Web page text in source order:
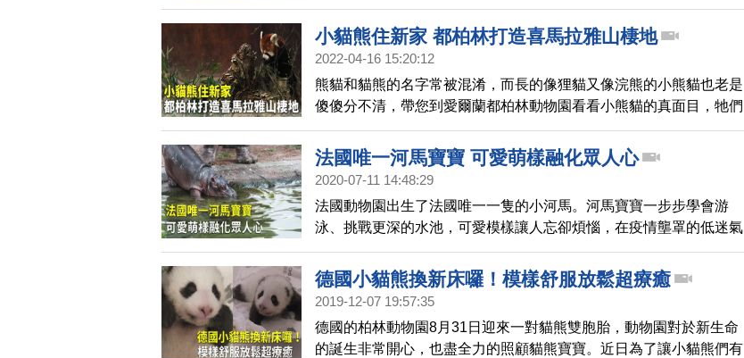
一起去看牠們身形小小又圓滾滾的可愛模樣。
小貓熊住新家 都柏林打造喜馬拉雅山棲地
2022-04-16 15:20:12
熊貓和貓熊的名字常被混淆，而長的像狸貓又像浣熊的小熊貓也老是
傻傻分不清，帶您到愛爾蘭都柏林動物園看看小熊貓的真面目，牠們
是來自喜馬拉雅山的瀕危物種，園方特地利用園區的天然地形，重現
喜馬拉雅山陡峭的岩石斜坡，為園內的小貓熊和雪豹，打造一個更接
近自然棲息地的環境，也提供遊客另一種觀賞體驗。
法國唯一河馬寶寶 可愛萌樣融化眾人心
2020-07-11 14:48:29
法國動物園出生了法國唯一一隻的小河馬。河馬寶寶一步步學會游
泳、挑戰更深的水池，可愛模樣讓人忘卻煩惱，在疫情壟罩的低迷氣
氛中，也讓人重獲勇氣，重拾簡單的快樂。
德國小貓熊換新床囉！模樣舒服放鬆超療癒
2019-12-07 19:57:35
德國的柏林動物園8月31日迎來一對貓熊雙胞胎，動物園對於新生命
的誕生非常開心，也盡全力的照顧貓熊寶寶。近日為了讓小貓熊們有